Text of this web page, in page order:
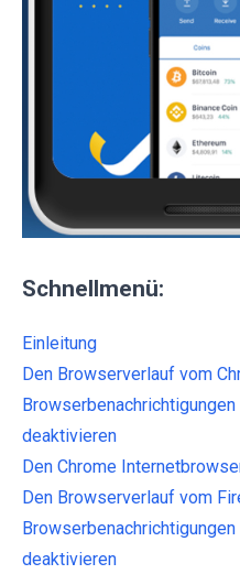
Schnellmenü:
Einleitung
Den Browserverlauf vom
deaktivieren
Den Chrome
Den Browserverlauf vom
deaktivieren